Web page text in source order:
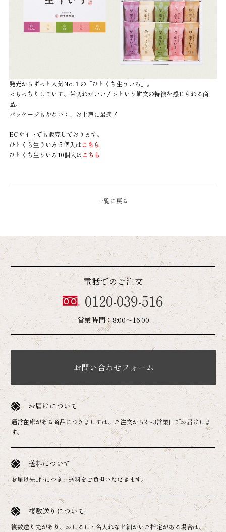
発売からずっと人気No.１の「ひとくち生ういろ」。
＜もっちりしていて、歯切れがいい！＞という餅文の特徴を感じられる商
品。
パッケージもかわいく、お土産に最適！
ECサイトでも販売しております。
ひとくち生ういろ５個入は こちら
ひとくち生ういろ10個入は こちら
一覧に戻る
電話でのご注文
0120-039-516
営業時間：8:00～16:00
お問い合わせフォーム
お届けについて
通常在庫がある商品につきましては、ご注文から2～3営業日でお届けしま
す。
送料について
お届け先1件につき、送料をご負担いただきます。
複数送りについて
複数送り先があり、おしるし・名入れなど細かいご指定がある場合は、